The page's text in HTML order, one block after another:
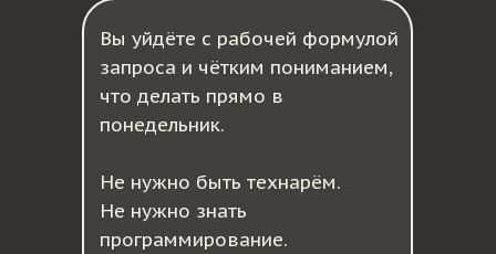
Вы уйдёте с рабочей формулой
запроса и чётким пониманием,
что делать прямо в
понедельник.
Не нужно быть технарём.
Не нужно знать
программирование.